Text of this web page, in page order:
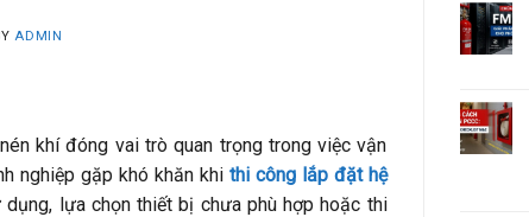
ADMIN
khí đóng vai trò quan trọng trong việc vận
nghiệp gặp khó khăn khi thi công lắp đặt hệ
lựa chọn thiết bị chưa phù hợp hoặc thi